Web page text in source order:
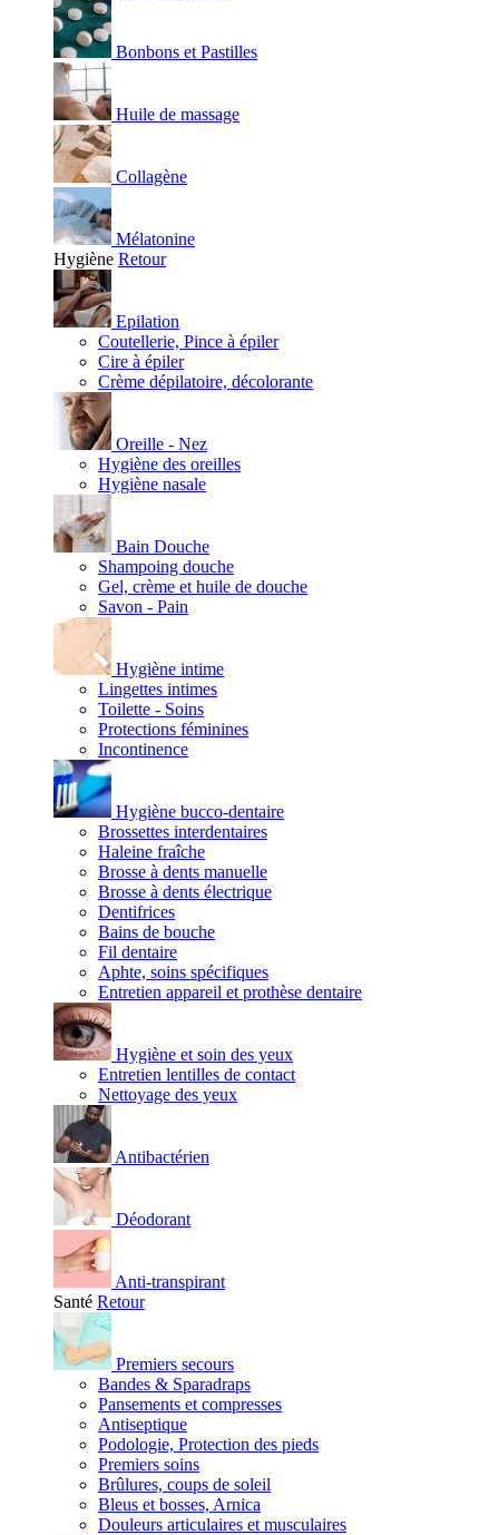
Bonbons et Pastilles
Huile de massage
Collagène
Mélatonine
Hygiène Retour
Epilation
Coutellerie, Pince à épiler
Cire à épiler
Crème dépilatoire, décolorante
Oreille - Nez
Hygiène des oreilles
Hygiène nasale
Bain Douche
Shampoing douche
Gel, crème et huile de douche
Savon - Pain
Hygiène intime
Lingettes intimes
Toilette - Soins
Protections féminines
Incontinence
Hygiène bucco-dentaire
Brossettes interdentaires
Haleine fraîche
Brosse à dents manuelle
Brosse à dents électrique
Dentifrices
Bains de bouche
Fil dentaire
Aphte, soins spécifiques
Entretien appareil et prothèse dentaire
Hygiène et soin des yeux
Entretien lentilles de contact
Nettoyage des yeux
Antibactérien
Déodorant
Anti-transpirant
Santé Retour
Premiers secours
Bandes & Sparadraps
Pansements et compresses
Antiseptique
Podologie, Protection des pieds
Premiers soins
Brûlures, coups de soleil
Bleus et bosses, Arnica
Douleurs articulaires et musculaires